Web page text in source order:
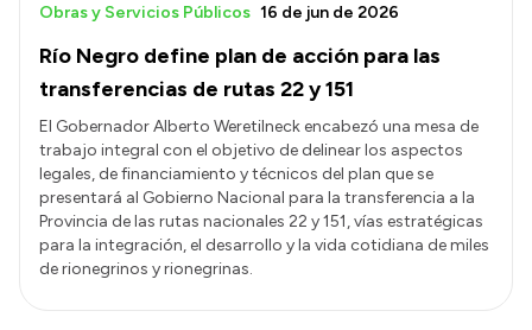
Río Negro define plan de acción para las
transferencias de rutas 22 y 151
Obras y Servicios Públicos 16 de jun de 2026
El Gobernador Alberto Weretilneck encabezó una mesa de
trabajo integral con el objetivo de delinear los aspectos
legales, de financiamiento y técnicos del plan que se
presentará al Gobierno Nacional para la transferencia a la
Provincia de las rutas nacionales 22 y 151, vías estratégicas
para la integración, el desarrollo y la vida cotidiana de miles
de rionegrinos y rionegrinas.